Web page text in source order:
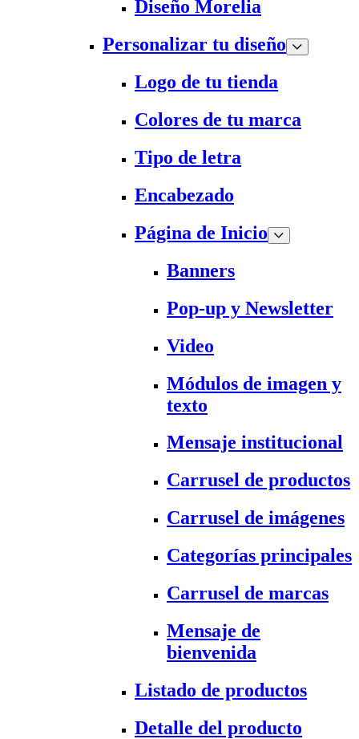
Diseño Morelia
Personalizar tu diseño
Logo de tu tienda
Colores de tu marca
Tipo de letra
Encabezado
Página de Inicio
Banners
Pop-up y Newsletter
Video
Módulos de imagen y
texto
Mensaje institucional
Carrusel de productos
Carrusel de imágenes
Categorías principales
Carrusel de marcas
Mensaje de
bienvenida
Listado de productos
Detalle del producto